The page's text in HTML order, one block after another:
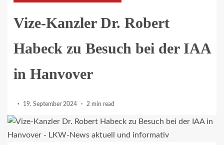
Vize-Kanzler Dr. Robert
Habeck zu Besuch bei der IAA
in Hanvover
19. September 2024 2 min read